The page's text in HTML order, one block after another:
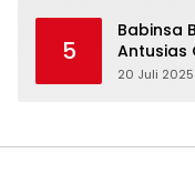
5
Babinsa
Antusias
Dusun
20 Juli 2025